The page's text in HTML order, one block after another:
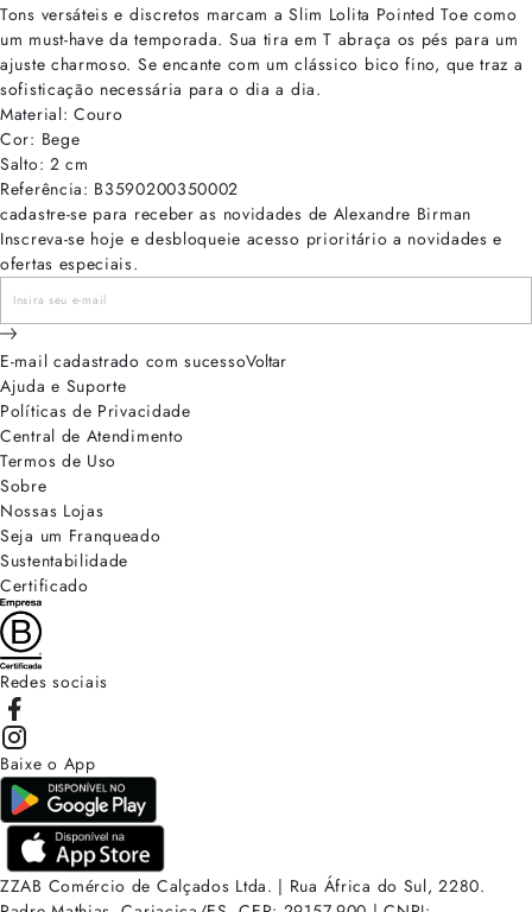
Tons versáteis e discretos marcam a Slim Lolita Pointed Toe como
um must-have da temporada. Sua tira em T abraça os pés para um
ajuste charmoso. Se encante com um clássico bico fino, que traz a
sofisticação necessária para o dia a dia.
Material: Couro
Cor: Bege
Salto: 2 cm
Referência: B3590200350002
cadastre-se para receber as novidades de Alexandre Birman
Inscreva-se hoje e desbloqueie acesso prioritário a novidades e
ofertas especiais.
E-mail cadastrado com sucessoVoltar
Ajuda e Suporte
Políticas de Privacidade
Central de Atendimento
Termos de Uso
Sobre
Nossas Lojas
Seja um Franqueado
Sustentabilidade
Certificado
Redes sociais
Baixe o App
ZZAB Comércio de Calçados Ltda. | Rua África do Sul, 2280.